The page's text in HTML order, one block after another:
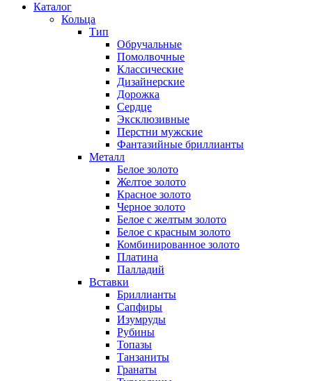
Каталог
Кольца
Тип
Обручальные
Помолвочные
Классические
Дизайнерские
Дорожка
Сердце
Эксклюзивные
Перстни мужские
Фантазийные бриллианты
Металл
Белое золото
Желтое золото
Красное золото
Черное золото
Белое с желтым золото
Белое с красным золото
Комбинированное золото
Платина
Палладий
Вставки
Бриллианты
Сапфиры
Изумруды
Рубины
Топазы
Танзаниты
Гранаты